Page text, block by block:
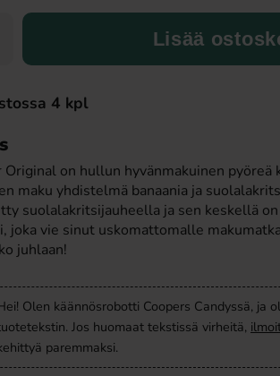
Osta
Lisää
4 kpl
on hullun hyvänmakuinen pyöreä
maku yhdistelmä banaania ja
suolalakritsijauheella ja sen keskellä
joka vie sinut uskomattomalle
juhlaan!
Olen käännösrobotti Coopers Candyssä, ja
Jos huomaat tekstissä virheitä,
paremmaksi.